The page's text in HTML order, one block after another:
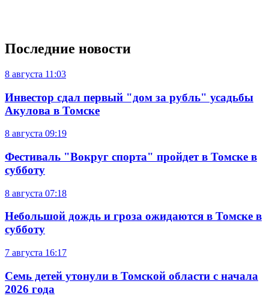
Последние новости
8 августа 11:03
Инвестор сдал первый "дом за рубль" усадьбы
Акулова в Томске
8 августа 09:19
Фестиваль "Вокруг спорта" пройдет в Томске в
субботу
8 августа 07:18
Небольшой дождь и гроза ожидаются в Томске в
субботу
7 августа 16:17
Семь детей утонули в Томской области с начала
2026 года